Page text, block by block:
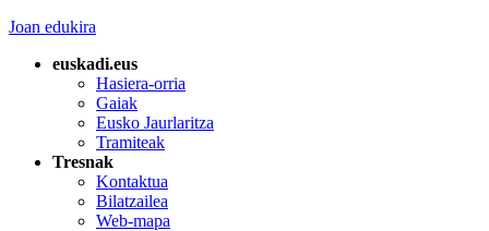
Joan edukira
euskadi.eus
Hasiera-orria
Gaiak
Eusko Jaurlaritza
Tramiteak
Tresnak
Kontaktua
Bilatzailea
Web-mapa